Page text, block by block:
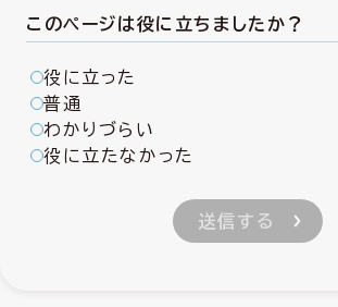
このページは役に立ちましたか？
役に立った
普通
わかりづらい
役に立たなかった